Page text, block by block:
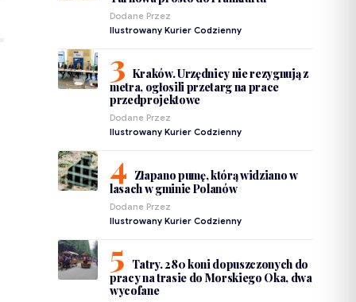
Dodane Przez
Ilustrowany Kurier Codzienny
Kraków. Urzędnicy nie rezygnują z
metra, ogłosili przetarg na prace
przedprojektowe
Dodane Przez
Ilustrowany Kurier Codzienny
Złapano pumę, którą widziano w
lasach w gminie Polanów
Dodane Przez
Ilustrowany Kurier Codzienny
Tatry. 280 koni dopuszczonych do
pracy na trasie do Morskiego Oka, dwa
wycofane